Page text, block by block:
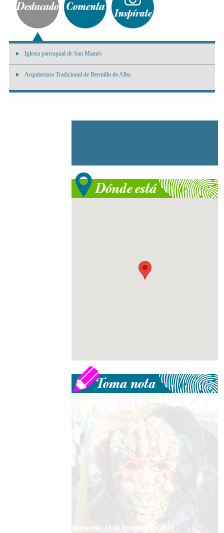
Iglesia parroquial de San Mamés
Arquitectura Tradicional de Bermillo de Alba